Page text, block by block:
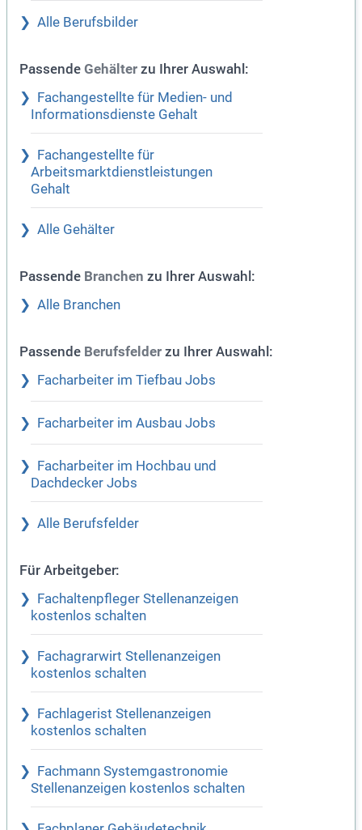
Alle Berufsbilder
Passende Gehälter zu Ihrer Auswahl:
Fachangestellte für Medien- und
Informationsdienste Gehalt
Fachangestellte für
Arbeitsmarktdienstleistungen
Gehalt
Alle Gehälter
Passende Branchen zu Ihrer Auswahl:
Alle Branchen
Passende Berufsfelder zu Ihrer Auswahl:
Facharbeiter im Tiefbau Jobs
Facharbeiter im Ausbau Jobs
Facharbeiter im Hochbau und
Dachdecker Jobs
Alle Berufsfelder
Für Arbeitgeber:
Fachaltenpfleger Stellenanzeigen
kostenlos schalten
Fachagrarwirt Stellenanzeigen
kostenlos schalten
Fachlagerist Stellenanzeigen
kostenlos schalten
Fachmann Systemgastronomie
Stellenanzeigen kostenlos schalten